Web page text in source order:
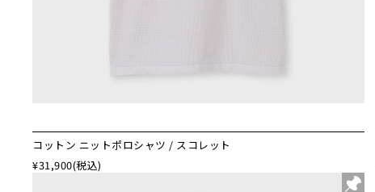
コットン ニットポロシャツ / スコレット
¥31,900(税込)